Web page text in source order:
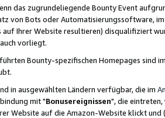
das zugrundeliegende Bounty Event
von Bots oder Automatisierungssoftware,
auf Ihrer Website resultieren) disqualifiziert
vorliegt.
Bounty-spezifischen Homepages sind
in ausgewählten Ländern verfügbar, die im
mit "Bonusereignissen", die eintreten,
Website auf die Amazon-Website klickt